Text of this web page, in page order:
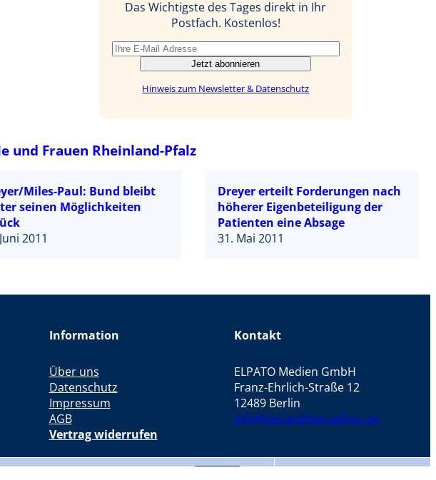
n
Das Wichtigste des Tages direkt in Ihr
Postfach. Kostenlos!
Jetzt abonnieren
Hinweis zum Newsletter & Datenschutz
und Frauen Rheinland-Pfalz
Miles-Paul: Bund bleibt
seinen Möglichkeiten
2011
Dreyer erteilt Forderungen nach
höherer Eigenbeteiligung der
Patienten eine Absage
31. Mai 2011
Information
Über uns
Datenschutz
Impressum
AGB
Vertrag widerrufen
Kontakt
ELPATO Medien GmbH
Franz-Ehrlich-Straße 12
12489 Berlin
info@gesundheit-adhoc.de